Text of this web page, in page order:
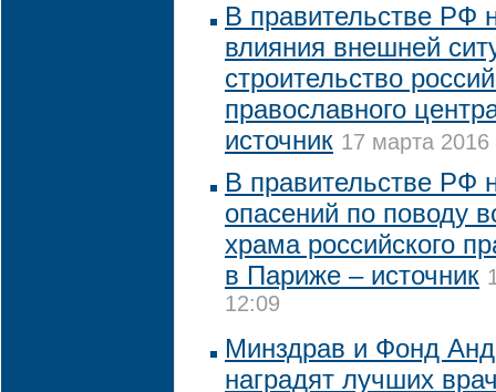
В правительстве РФ
влияния внешней
строительство
православного
источник 17 марта 2016
В правительстве РФ
опасений по поводу
храма российского
в Париже – источник
12:09
Минздрав и Фонд
наградят лучших